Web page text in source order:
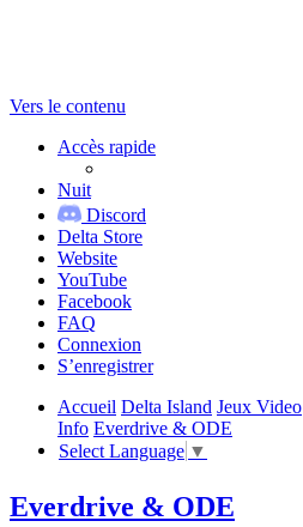
Vers le contenu
Accès rapide
Nuit
Discord
Delta Store
Website
YouTube
Facebook
FAQ
Connexion
S’enregistrer
Accueil Delta Island Jeux Video
Info Everdrive & ODE
Select Language ▼
Everdrive & ODE